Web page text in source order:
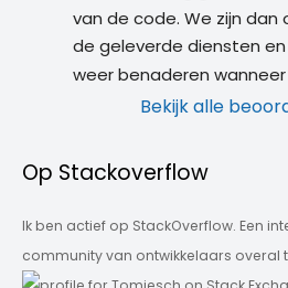
van de code. We zijn
de geleverde diensten
weer benaderen
Bekijk alle
Op Stackoverflow
Ik ben actief op StackOverflow. Een
community van ontwikkelaars overal